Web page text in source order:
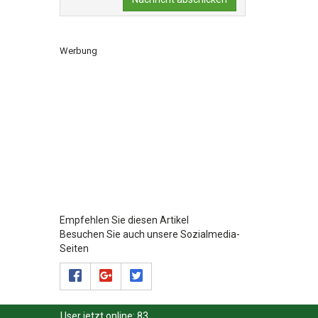
Werbung
Empfehlen Sie diesen Artikel
Besuchen Sie auch unsere Sozialmedia-
Seiten
User jetzt online: 83